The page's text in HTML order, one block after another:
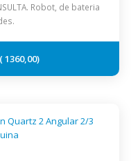
Robot, de bateria
1360,00